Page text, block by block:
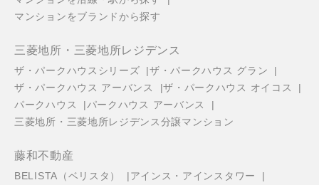
マンションをブランドから探す
三菱地所・三菱地所レジデンス
ザ・パークハウスシリーズ
ザ・パークハウス グラン
ザ・パークハウス アーバンス
ザ・パークハウス オイコス
パークハウス
パークハウス アーバンス
三菱地所・三菱地所レジデンス分譲マンション
藤和不動産
BELISTA（ベリスタ）
アインス・アインスタワー